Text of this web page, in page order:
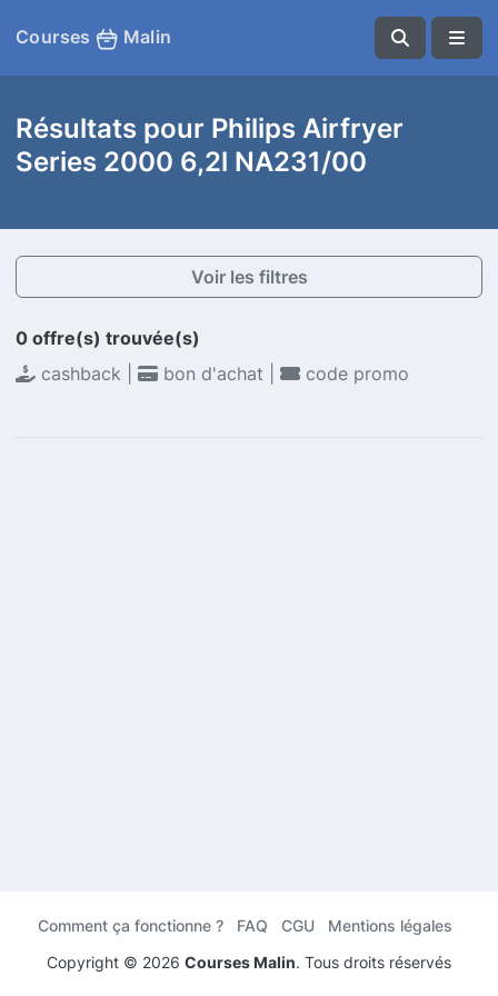
Courses Malin
Résultats pour Philips Airfryer
Series 2000 6,2l NA231/00
Voir les filtres
0 offre(s) trouvée(s)
cashback |
bon d'achat | code promo
Comment ça fonctionne ? FAQ CGU
Mentions légales
Copyright © 2026 Courses Malin. Tous droits réservés